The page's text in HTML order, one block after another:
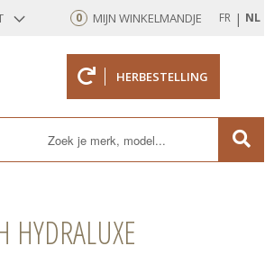
0 MIJN WINKELMANDJE FR | NL
HERBESTELLING
HYDRALUXE